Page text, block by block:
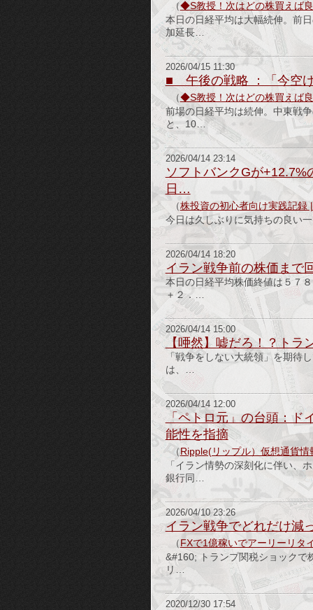
（◆S教授！次はどの株買えば
本日の日経平均は大幅続伸。前
加延長…
2026/04/15 11:30
■ 午後の戦略 ：「今空
（◆S教授！次はどの株買えば
前場の日経平均は続伸。中東戦
と、10…
2026/04/14 23:14
ソフトバンクGが+12.7%
日…
（株投資の初心者向け実践記録
今日は久しぶりに気持ちの良い
2026/04/14 18:20
イラン戦争前の株価まで
本日の日経平均株価終値は５
＋２．…
2026/04/14 15:00
【唖然】嘘だろ！？トラ
「戦争をしない大統領」を期待
は、…
2026/04/14 12:00
「ペトロ元」の台頭：ド
能性を指摘
（Ripple(リップル）仮想通貨情
「イラン情勢の深刻化に伴い、
銀行同…
2026/04/10 23:26
イラン戦争でどれだけ減
（FXで1億稼いでアーリーリタ
&#160; トランプ関税ショックで
リ…
2020/12/30 17:54